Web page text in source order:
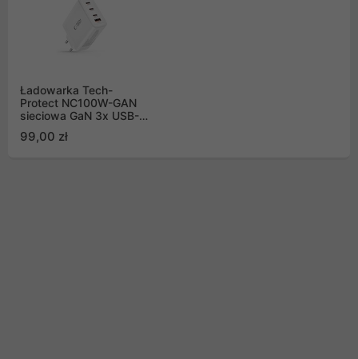
Ładowarka Tech-
Protect NC100W-GAN
sieciowa GaN 3x USB-C
3.0 - biała
99,00 zł